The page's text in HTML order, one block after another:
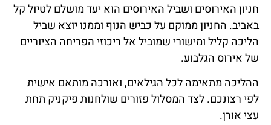
חניון האירוסים ושביל האירוסים הוא יעד מושלם לטיול קל
באביב. החניון ממוקם על כביש הנוף וממנו יוצא שביל
הליכה קליל ומישורי שמוביל אל ריכוזי הפריחה הציוריים
של אירוס הגלבוע.
ההליכה מתאימה לכל הגילאים, ואורכה מותאם אישית
לפי רצונכם. לצד המסלול פזורים שולחנות פיקניק תחת
עצי אורן.